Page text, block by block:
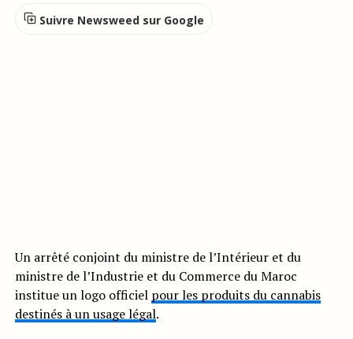
Suivre Newsweed sur Google
Un arrêté conjoint du ministre de l’Intérieur et du
ministre de l’Industrie et du Commerce du Maroc
institue un logo officiel pour les produits du cannabis
destinés à un usage légal.